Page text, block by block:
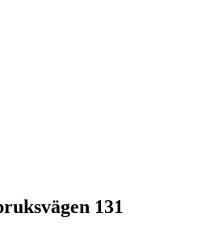
131